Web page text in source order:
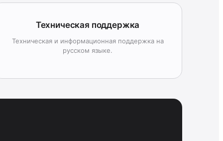
Техническая поддержка
Техническая и информационная поддержка на
русском языке.